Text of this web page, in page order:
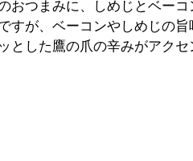
おつまみに、しめじとベー
すが、ベーコンやしめじの
とした鷹の爪の辛みがアク